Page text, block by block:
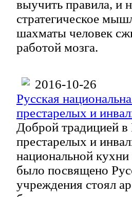
выучить правила, и
стратегическое
шахматы человек
работой мозга.
2016-10-26
Русская
престарелых и
Доброй традицией
престарелых и
национальной
было посвящено
учреждения стоял